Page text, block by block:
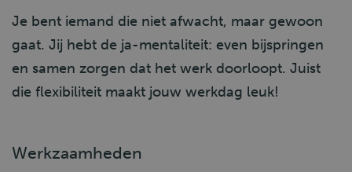
Je bent iemand die niet afwacht, maar gewoon
gaat. Jij hebt de ja-mentaliteit: even bijspringen
en samen zorgen dat het werk doorloopt. Juist
die flexibiliteit maakt jouw werkdag leuk!
Werkzaamheden